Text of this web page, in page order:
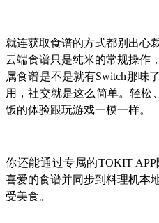
就连获取食谱的方式都别出心
云端食谱只是纯米的常规操作
属食谱是不是就有Switch那味
用，社交就是这么简单。轻松
饭的体验跟玩游戏一模一样。
你还能通过专属的TOKIT
喜爱的食谱并同步到料理机本
受美食。